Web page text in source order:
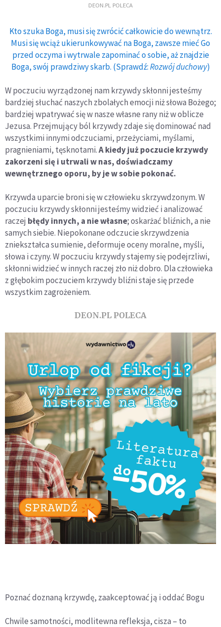
DEON.PL POLECA
Kto szuka Boga, musi się zwrócić całkowicie do wewnątrz.
Musi się wciąż ukierunkowywać na Boga, zawsze mieć Go
przed oczyma i wytrwale zapominać o sobie, aż znajdzie
Boga, swój prawdziwy skarb. (Sprawdź:Rozwój duchowy)
W poczuciu wyrządzonej nam krzywdy skłonni jesteśmy
bardziej słuchać naszych zbolałych emocji niż słowa Bożego;
bardziej wpatrywać się w nasze własne rany niż w oblicze
Jezusa. Przejmujący ból krzywdy zdaje się dominować nad
wszystkimi innymi odczuciami, przeżyciami, myślami,
pragnieniami, tęsknotami.A kiedy już poczucie krzywdy
zakorzeni się i utrwali w nas, doświadczamy
wewnętrznego oporu, by je w sobie pokonać.
Krzywda uparcie broni się w człowieku skrzywdzonym. W
poczuciu krzywdy skłonni jesteśmy widzieć i analizować
raczej błędy innych, a nie własne; oskarżać bliźnich, a nie
samych siebie. Niepokonane odczucie skrzywdzenia
zniekształca sumienie, deformuje oceny moralne, myśli,
słowa i czyny. W poczuciu krzywdy stajemy się podejrzliwi,
skłonni widzieć w innych raczej zło niż dobro. Dla człowieka
z głębokim poczuciem krzywdy bliźni staje się przede
wszystkim zagrożeniem.
DEON.PL POLECA
Poznać doznaną krzywdę, zaakceptować ją i oddać Bogu
Chwile samotności, modlitewna refleksja, cisza – to